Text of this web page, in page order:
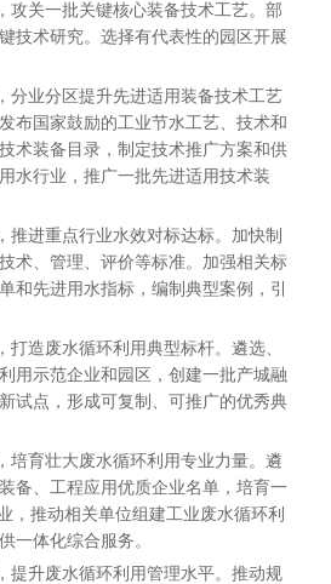
关一批关键核心装备技术工艺。部
技术研究。选择有代表性的园区开展
业分区提升先进适用装备技术工艺
布国家鼓励的工业节水工艺、技术和
术装备目录，制定技术推广方案和供
水行业，推广一批先进适用技术装
进重点行业水效对标达标。加快制
术、管理、评价等标准。加强相关标
和先进用水指标，编制典型案例，引
造废水循环利用典型标杆。遴选、
用示范企业和园区，创建一批产城融
试点，形成可复制、可推广的优秀典
育壮大废水循环利用专业力量。遴
备、工程应用优质企业名单，培育一
，推动相关单位组建工业废水循环利
一体化综合服务。
升废水循环利用管理水平。推动规